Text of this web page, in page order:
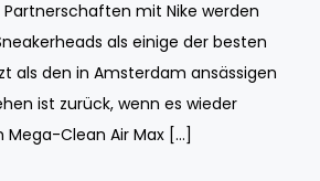
mit Nike werden
als einige der besten
als den in Amsterdam ansässigen
ist zurück, wenn es wieder
Clean Air Max […]